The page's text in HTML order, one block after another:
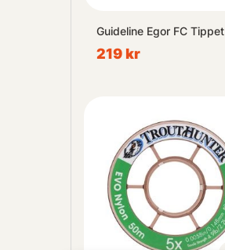
Guideline Egor FC Tippet
219 kr